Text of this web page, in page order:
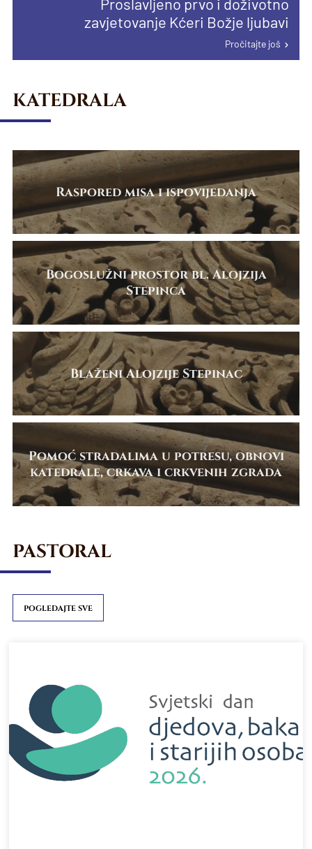
Proslavljeno prvo i doživotno
zavjetovanje Kćeri Božje ljubavi
Pročitajte još
proglašenju papinske manje bazilike u
Karlovcu
Pročitajte još
Pročitajte još
Pročitajte još
KATEDRALA
Raspored misa i ispovijedanja
Bogoslužni prostor bl. Alojzija
Stepinca
Blaženi Alojzije Stepinac
Pomoć stradalima u potresu, obnovi
katedrale, crkava i crkvenih zgrada
PASTORAL
POGLEDAJTE SVE